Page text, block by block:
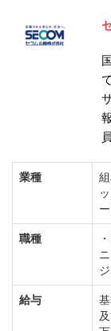
業種
職種
給与